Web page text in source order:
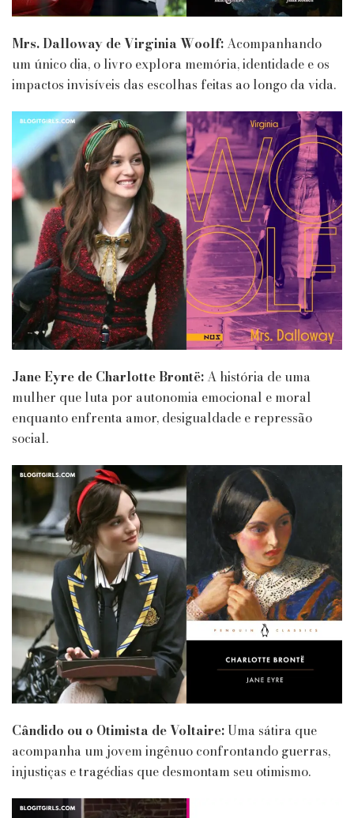
Mrs. Dalloway de Virginia Woolf:Acompanhando
um único dia, o livro explora memória, identidade e os
impactos invisíveis das escolhas feitas ao longo da vida.
Jane Eyre de Charlotte Brontë:A história de uma
mulher que luta por autonomia emocional e moral
enquanto enfrenta amor, desigualdade e repressão
social.
Cândido ou o Otimista de Voltaire:Uma sátira que
acompanha um jovem ingênuo confrontando guerras,
injustiças e tragédias que desmontam seu otimismo.